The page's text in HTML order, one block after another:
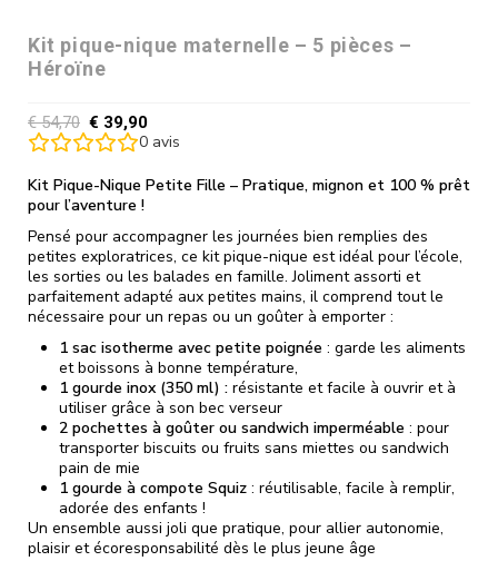
Kit pique-nique maternelle – 5 pièces –
Héroïne
€54,70 € 39,90
0 avis
Kit Pique-Nique Petite Fille – Pratique, mignon et 100 % prêt
pour l’aventure !
Pensé pour accompagner les journées bien remplies des
petites exploratrices, ce kit pique-nique est idéal pour l’école,
les sorties ou les balades en famille. Joliment assorti et
parfaitement adapté aux petites mains, il comprend tout le
nécessaire pour un repas ou un goûter à emporter :
1 sac isotherme avec petite poignée : garde les aliments
et boissons à bonne température,
1 gourde inox (350 ml) : résistante et facile à ouvrir et à
utiliser grâce à son bec verseur
2 pochettes à goûter ou sandwich imperméable : pour
transporter biscuits ou fruits sans miettes ou sandwich
pain de mie
1 gourde à compote Squiz : réutilisable, facile à remplir,
adorée des enfants !
Un ensemble aussi joli que pratique, pour allier autonomie,
plaisir et écoresponsabilité dès le plus jeune âge